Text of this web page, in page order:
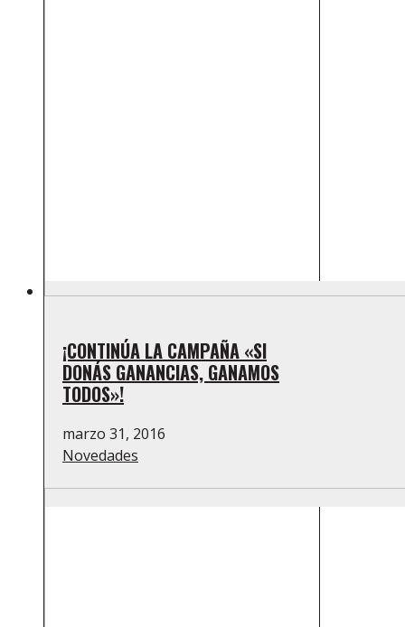
¡CONTINÚA LA CAMPAÑA «SI
DONÁS GANANCIAS, GANAMOS
TODOS»!
marzo 31, 2016
Novedades